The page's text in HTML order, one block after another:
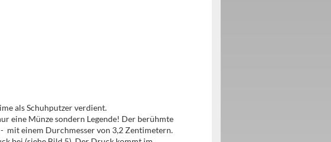
als Schuhputzer verdient.
eine Münze sondern Legende! Der berühmte
mit einem Durchmesser von 3,2 Zentimetern.